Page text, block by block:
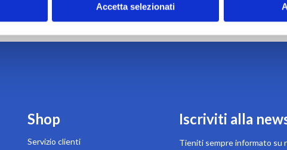
Accetta selezionati
Shop
Servizio clienti
Iscriviti alla
Tieniti sempre informato su